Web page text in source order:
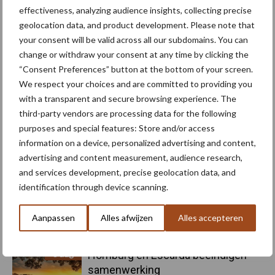
effectiveness, analyzing audience insights, collecting precise
geolocation data, and product development. Please note that
your consent will be valid across all our subdomains. You can
change or withdraw your consent at any time by clicking the
“Consent Preferences” button at the bottom of your screen.
We respect your choices and are committed to providing you
with a transparent and secure browsing experience. The
third-party vendors are processing data for the following
purposes and special features: Store and/or access
information on a device, personalized advertising and content,
advertising and content measurement, audience research,
and services development, precise geolocation data, and
identification through device scanning.
Aanpassen Alles afwijzen Alles accepteren
Sidebar
6 aug
"Hoge verwachtingen van schijven
voor kouters"
Oogst biologische aardappelen in
volle gang
Nieuwe compacte gedragen
pootcombinatie van AVR
Homburg en Escarda beëindigen
samenwerking